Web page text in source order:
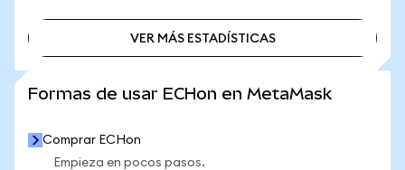
VER MÁS ESTADÍSTICAS
Formas de usar ECHon en MetaMask
Comprar ECHon
Empieza en pocos pasos.